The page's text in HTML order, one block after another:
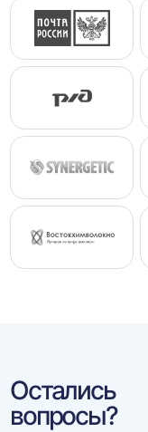
Остались
вопросы?